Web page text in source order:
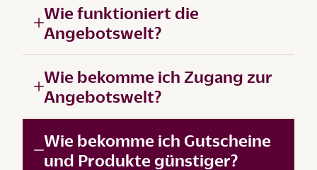
Wie funktioniert die
Angebotswelt?
Wie bekomme ich Zugang zur
Angebotswelt?
Wie bekomme ich Gutscheine
und Produkte günstiger?